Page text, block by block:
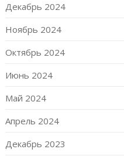
Декабрь 2024
Ноябрь 2024
Октябрь 2024
Июнь 2024
Май 2024
Апрель 2024
Декабрь 2023